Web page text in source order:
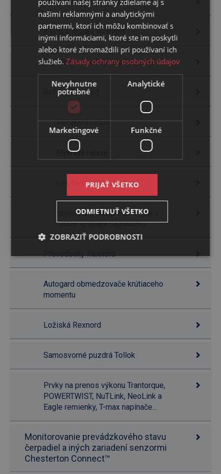
Kovové spojky Rexnord
Príslušenstvo k spojke Rexnord
Reťaze Rexnord
Valčekové reťaze
Flyerové reťaze
Link-Belt valčekové reťaze
Špeciálne reťaze pre priemysel a
reťaze vyrábané na zakázku
Prevodovky Rexnord
Autogard obmedzovače krútiaceho
momentu
Ložiská Rexnord
Samosvorné puzdrá Tollok
Prvky na prenos výkonu Trantorque,
POWERTWIST, NuTLink, NeoLink a
Eagle remienky, T-max napínače...
Monitorovanie prevádzkového stavu
čerpadiel a iných zariadení senzormi
Chesterton Connect™
používaní našej stránky zdieľame aj s
našimi reklamnými a analytickými
partnermi, ktorí ich môžu kombinovať s
inými informáciami, ktoré ste im poskytli
alebo ktoré zhromaždili pri používaní ich
služieb. Zásady ochrany osobných údajov
Nevyhnutne
potrebné
Analytické
Marketingové Funkčné
PRIJAŤ VŠETKO
ODMIETNUŤ VŠETKO
ZOBRAZIŤ PODROBNOSTI